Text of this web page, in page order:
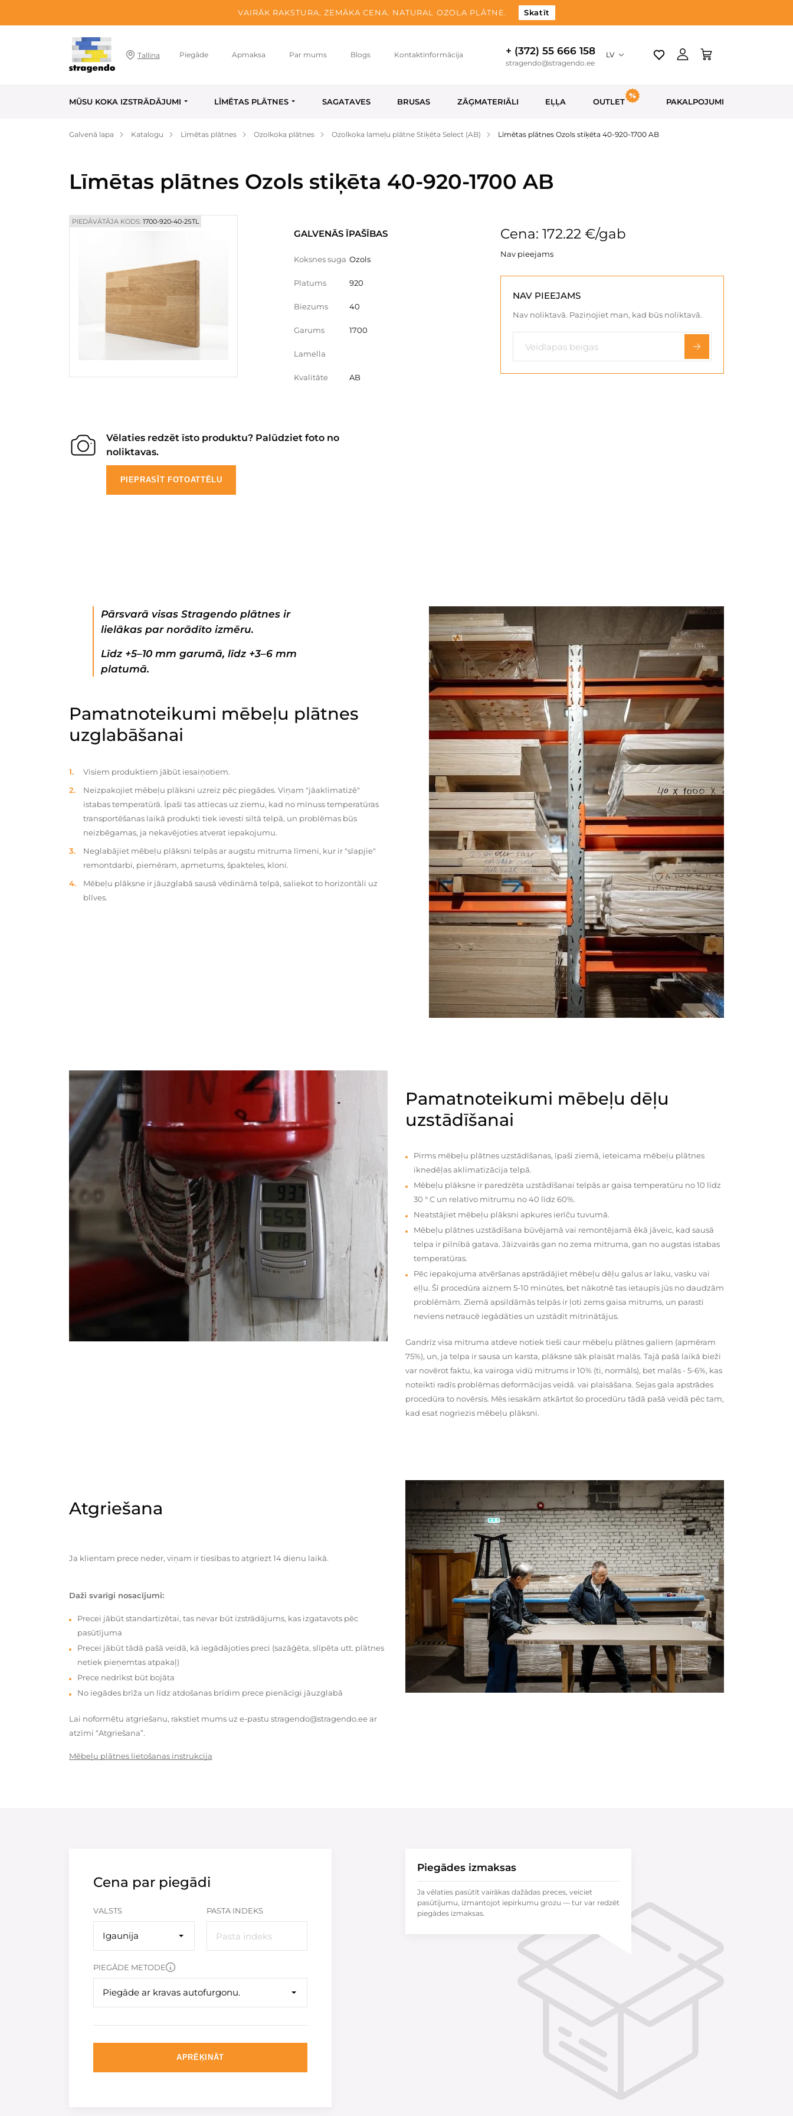
VAIRĀK RAKSTURA, ZEMĀKA CENA. NATURAL OZOLA PLĀTNE. Skatīt
Tallina Piegāde Apmaksa Par mums Blogs Kontaktinformācija + (372) 55 666 158
stragendo@stragendo.ee
LV
MŪSU KOKA IZSTRĀDĀJUMI LĪMĒTAS PLĀTNES SAGATAVES BRUSAS ZĀĢMATERIĀLI EĻĻA OUTLET PAKALPOJUMI
Galvenā lapa Katalogu Līmētas plātnes Ozolkoka plātnes Ozolkoka lameļu plātne Stiķēta Select (AB) Līmētas plātnes Ozols stiķēta 40-920-1700 AB
Līmētas plātnes Ozols stiķēta 40-920-1700 AB
PIEDĀVĀTĀJA KODS: 1700-920-40-2STL
GALVENĀS ĪPAŠĪBAS
Koksnes suga Ozols
Platums 920
Biezums 40
Garums 1700
Lamella
Kvalitāte AB
Cena: 172.22 €/gab
Nav pieejams
NAV PIEEJAMS
Nav noliktavā. Paziņojiet man, kad būs noliktavā.
Vēlaties redzēt īsto produktu? Palūdziet foto no
noliktavas.
PIEPRASĪT FOTOATTĒLU
Pārsvarā visas Stragendo plātnes ir
lielākas par norādīto izmēru.
Līdz +5–10 mm garumā, līdz +3–6 mm
platumā.
Pamatnoteikumi mēbeļu plātnes
uzglabāšanai
Visiem produktiem jābūt iesaiņotiem.
Neizpakojiet mēbeļu plāksni uzreiz pēc piegādes. Viņam "jāaklimatizē"
istabas temperatūrā. Īpaši tas attiecas uz ziemu, kad no mīnuss temperatūras
transportēšanas laikā produkti tiek ievesti siltā telpā, un problēmas būs
neizbēgamas, ja nekavējoties atverat iepakojumu.
Neglabājiet mēbeļu plāksni telpās ar augstu mitruma līmeni, kur ir "slapjie"
remontdarbi, piemēram, apmetums, špakteles, kloni.
Mēbeļu plāksne ir jāuzglabā sausā vēdināmā telpā, saliekot to horizontāli uz
blīves.
Pamatnoteikumi mēbeļu dēļu
uzstādīšanai
Pirms mēbeļu plātnes uzstādīšanas, īpaši ziemā, ieteicama mēbeļu plātnes
iknedēļas aklimatizācija telpā.
Mēbeļu plāksne ir paredzēta uzstādīšanai telpās ar gaisa temperatūru no 10 līdz
30 ° C un relatīvo mitrumu no 40 līdz 60%.
Neatstājiet mēbeļu plāksni apkures ierīču tuvumā.
Mēbeļu plātnes uzstādīšana būvējamā vai remontējamā ēkā jāveic, kad sausā
telpa ir pilnībā gatava. Jāizvairās gan no zema mitruma, gan no augstas istabas
temperatūras.
Pēc iepakojuma atvēršanas apstrādājiet mēbeļu dēļu galus ar laku, vasku vai
eļļu. Šī procedūra aizņem 5-10 minūtes, bet nākotnē tas ietaupīs jūs no daudzām
problēmām. Ziemā apsildāmās telpās ir ļoti zems gaisa mitrums, un parasti
neviens netraucē iegādāties un uzstādīt mitrinātājus.
Gandrīz visa mitruma atdeve notiek tieši caur mēbeļu plātnes galiem (apmēram
75%), un, ja telpa ir sausa un karsta, plāksne sāk plaisāt malās. Tajā pašā laikā bieži
var novērot faktu, ka vairoga vidū mitrums ir 10% (ti, normāls), bet malās - 5-6%, kas
noteikti radīs problēmas deformācijas veidā. vai plaisāšana. Sejas gala apstrādes
procedūra to novērsīs. Mēs iesakām atkārtot šo procedūru tādā pašā veidā pēc tam,
kad esat nogriezis mēbeļu plāksni.
Atgriešana
Ja klientam prece neder, viņam ir tiesības to atgriezt 14 dienu laikā.
Daži svarīgi nosacījumi:
Precei jābūt standartizētai, tas nevar būt izstrādājums, kas izgatavots pēc
pasūtījuma
Precei jābūt tādā pašā veidā, kā iegādājoties preci (sazāģēta, slīpēta utt. plātnes
netiek pieņemtas atpakaļ)
Prece nedrīkst būt bojāta
No iegādes brīža un līdz atdošanas brīdim prece pienācīgi jāuzglabā
Lai noformētu atgriešanu, rakstiet mums uz e-pastu stragendo@stragendo.ee ar
atzīmi “Atgriešana”.
Mēbeļu plātnes lietošanas instrukcija
Cena par piegādi
VALSTS
Igaunija
PASTA INDEKS
PIEGĀDE METODE
Piegāde ar kravas autofurgonu.
APRĒĶINĀT
Piegādes izmaksas
Ja vēlaties pasūtīt vairākas dažādas preces, veiciet
pasūtījumu, izmantojot iepirkumu grozu — tur var redzēt
piegādes izmaksas.